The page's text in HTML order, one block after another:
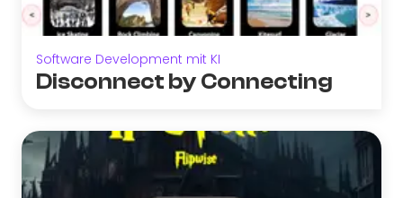
Software Development mit KI
Disconnect by Connecting